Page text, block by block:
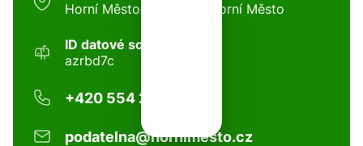
Horní Město 97, 79344 Horní Město
ID datové schránky:
azrbd7c
+420 554 281 002
podatelna@hornimesto.cz